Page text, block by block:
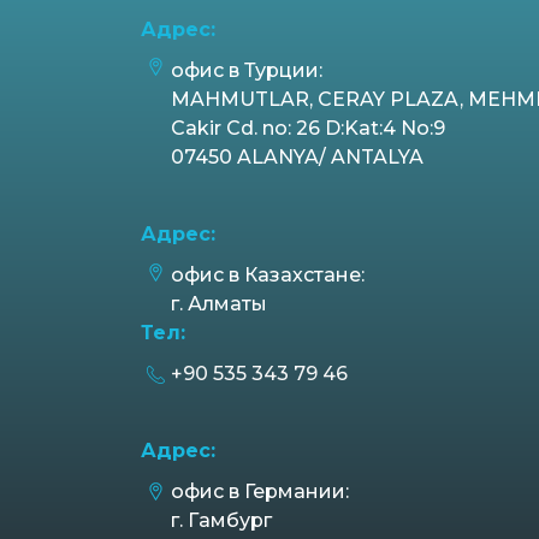
Адрес:
офис в Турции:
MAHMUTLAR, CERAY PLAZA,
Cakir Cd. no: 26 D:Kat:4 No:9
07450 ALANYA/ ANTALYA
Адрес:
офис в Казахстане:
г. Алматы
Тел:
+90 535 343 79 46
Адрес:
офис в Германии:
г. Гамбург